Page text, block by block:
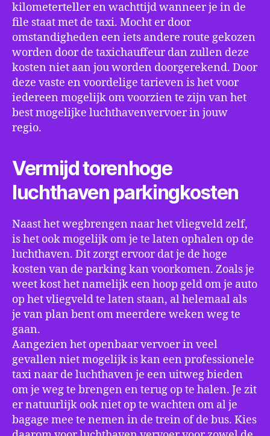
kilometerteller en wachttijd wanneer je in de
file staat met de taxi. Mocht er door
omstandigheden een iets andere route gekozen
worden door de taxichauffeur dan zullen deze
kosten niet aan jou worden doorgerekend. Door
deze vaste en voordelige tarieven is het voor
iedereen mogelijk om voorzien te zijn van het
best mogelijke luchthavenvervoer in jouw
regio.
Vermijd torenhoge
luchthaven parkingkosten
Naast het wegbrengen naar het vliegveld zelf,
is het ook mogelijk om je te laten ophalen op de
luchthaven. Dit zorgt ervoor dat je de hoge
kosten van de parking kan voorkomen. Zoals je
weet kost het namelijk een hoop geld om je auto
op het vliegveld te laten staan, al helemaal als
je van plan bent om meerdere weken weg te
gaan.
Aangezien het openbaar vervoer in veel
gevallen niet mogelijk is kan een professionele
taxi naar de luchthaven je een uitweg bieden
om je weg te brengen en terug op te halen. Je zit
er natuurlijk ook niet op te wachten om al je
bagage mee te nemen in de trein of de bus. Kies